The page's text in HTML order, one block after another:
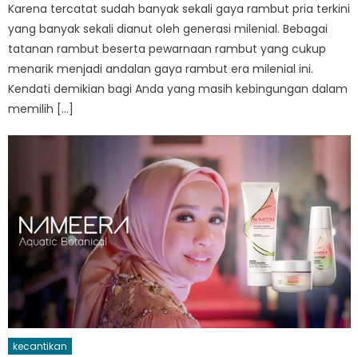
Karena tercatat sudah banyak sekali gaya rambut pria terkini
yang banyak sekali dianut oleh generasi milenial. Bebagai
tatanan rambut beserta pewarnaan rambut yang cukup
menarik menjadi andalan gaya rambut era milenial ini.
Kendati demikian bagi Anda yang masih kebingungan dalam
memilih […]
kecantikan